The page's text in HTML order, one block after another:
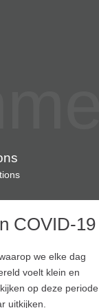
COVID-19
we elke dag
voelt klein en
op deze periode
uitkijken.